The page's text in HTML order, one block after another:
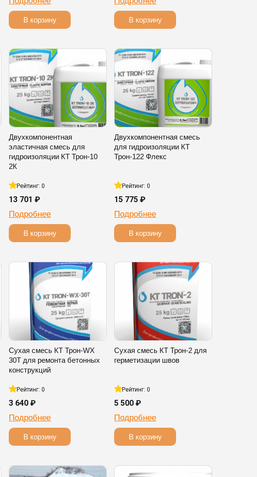
В корзину В корзину
Двухкомпонентная
эластичная смесь для
гидроизоляции КТ Трон-10
2К
Рейтинг: 0
13 701 ₽
Подробнее
В корзину
Двухкомпонентная смесь
для гидроизоляции КТ
Трон-122 Флекс
Рейтинг: 0
15 775 ₽
Подробнее
В корзину
Сухая смесь КТ Трон-WX
30T для ремонта бетонных
конструкций
Рейтинг: 0
3 640 ₽
Подробнее
В корзину
Сухая смесь КТ Трон-2 для
герметизации швов
Рейтинг: 0
5 500 ₽
Подробнее
В корзину